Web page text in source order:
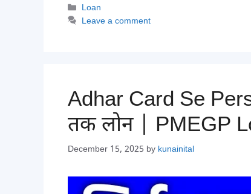
Categories
Loan
Leave a comment
Adhar Card Se
तक लोन | PMEGP
December 15, 2025 by kunainital